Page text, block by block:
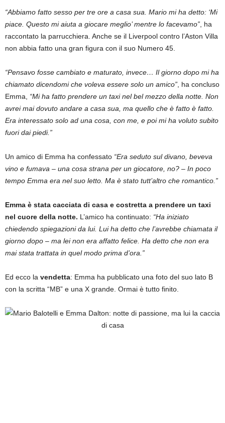
“Abbiamo fatto sesso per tre ore a casa sua. Mario mi ha detto: ‘Mi
piace. Questo mi aiuta a giocare meglio’ mentre lo facevamo” , ha
raccontato la parrucchiera. Anche se il Liverpool contro l’Aston Villa
non abbia fatto una gran figura con il suo Numero 45.
“Pensavo fosse cambiato e maturato, invece… Il giorno dopo mi ha
chiamato dicendomi che voleva essere solo un amico” , ha concluso
Emma, “Mi ha fatto prendere un taxi nel bel mezzo della notte. Non
avrei mai dovuto andare a casa sua, ma quello che è fatto è fatto.
Era interessato solo ad una cosa, con me, e poi mi ha voluto subito
fuori dai piedi.”
Un amico di Emma ha confessato “Era seduto sul divano, beveva
vino e fumava – una cosa strana per un giocatore, no? – In poco
tempo Emma era nel suo letto. Ma è stato tutt’altro che romantico.”
Emma è stata cacciata di casa e costretta a prendere un taxi
nel cuore della notte. L’amico ha continuato: “Ha iniziato
chiedendo spiegazioni da lui. Lui ha detto che l’avrebbe chiamata il
giorno dopo – ma lei non era affatto felice. Ha detto che non era
mai stata trattata in quel modo prima d’ora.”
Ed ecco la vendetta: Emma ha pubblicato una foto del suo lato B
con la scritta “MB” e una X grande. Ormai è tutto finito.